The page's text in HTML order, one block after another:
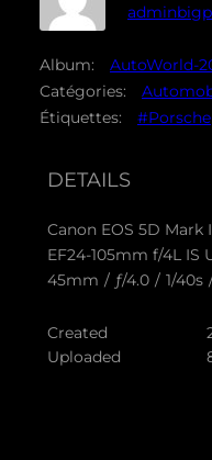
Album:
AutoWorld-
Catégories:
Étiquettes:
#Porsche
DETAILS
Canon EOS 5D Mark
EF24-105mm f/4L IS
45mm / ƒ/4.0 / 1/40s
Created
Uploaded